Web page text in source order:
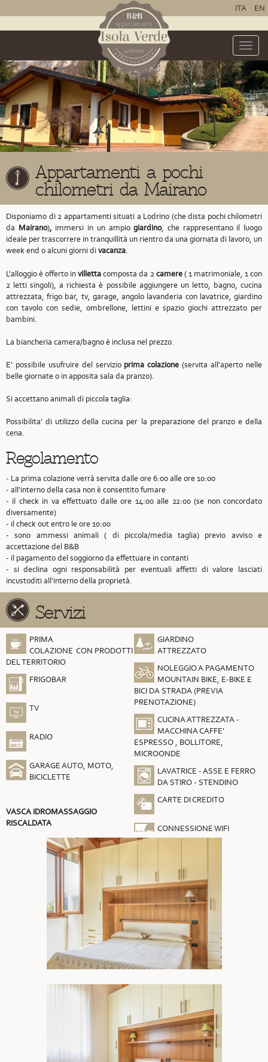
ITA EN
Toggle
Appartamenti a pochi
chilometri da Mairano
Disponiamo di 2 appartamenti situati a Lodrino (che dista pochi chilometri
da Mairano), immersi in un ampiogiardino, che rappresentano il luogo
ideale per trascorrere in tranquillità un rientro da una giornata di lavoro, un
week end o alcuni giorni divacanza.
L'alloggio è offerto invillettacomposta da 2camere( 1 matrimoniale, 1 con
2 letti singoli), a richiesta è possibile aggiungere un letto, bagno, cucina
attrezzata, frigo bar, tv, garage, angolo lavanderia con lavatrice, giardino
con tavolo con sedie, ombrellone, lettini e spazio giochi attrezzato per
bambini.
La biancheria camera/bagno è inclusa nel prezzo.
E' possibile usufruire del servizio prima colazione (servita all'aperto nelle
belle giornate o in apposita sala da pranzo).
Si accettano animali di piccola taglia:
Possibilita' di utilizzo della cucina per la preparazione del pranzo e della
cena.
Regolamento
- La prima colazione verrà servita dalle ore 6:00 alle ore 10:00
- all'interno della casa non è consentito fumare
- il check in va effettuato dalle ore 14:00 alle 22:00 (se non concordato
diversamente)
- il check out entro le ore 10:00
- sono ammessi animali ( di piccola/media taglia) previo avviso e
accettazione del B&B
- il pagamento del soggiorno da effettuare in contanti
- si declina ogni responsabilità per eventuali affetti di valore lasciati
incustoditi all'interno della proprietà.
Servizi
PRIMA
COLAZIONE CON PRODOTTI
DEL TERRITORIO
FRIGOBAR
TV
RADIO
GARAGE AUTO, MOTO,
BICICLETTE
VASCA IDROMASSAGGIO
RISCALDATA
GIARDINO
ATTREZZATO
NOLEGGIO A PAGAMENTO
MOUNTAIN BIKE, E-BIKE E
BICI DA STRADA (PREVIA
PRENOTAZIONE)
CUCINA ATTREZZATA -
MACCHINA CAFFE'
ESPRESSO , BOLLITORE,
MICROONDE
LAVATRICE - ASSE E FERRO
DA STIRO - STENDINO
CARTE DI CREDITO
CONNESSIONE WIFI
GRATUITA